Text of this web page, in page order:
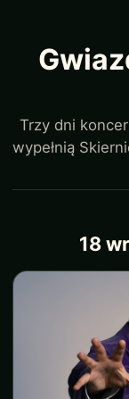
Trzy dni
wypełnią
18